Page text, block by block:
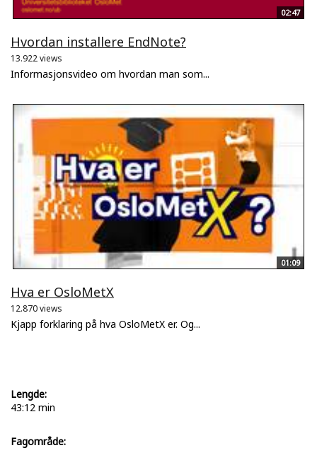
02:47
Hvordan installere EndNote?
13.922 views
Informasjonsvideo om hvordan man som...
01:09
Hva er OsloMetX
12.870 views
Kjapp forklaring på hva OsloMetX er. Og...
Lengde:
43:12 min
Fagområde: